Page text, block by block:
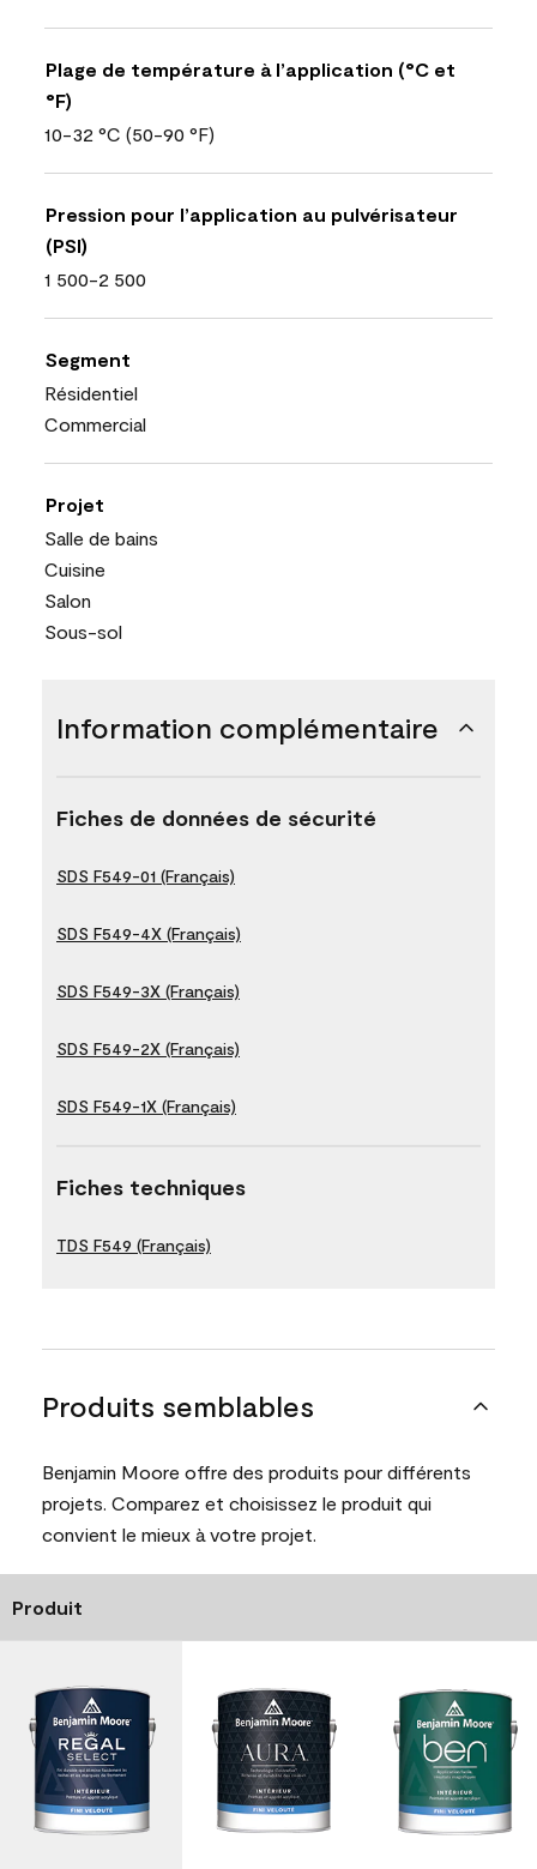
Plage de température à l’application (°C et
°F)
10-32 °C (50-90 °F)
Pression pour l’application au pulvérisateur
(PSI)
1 500-2 500
Segment
Résidentiel
Commercial
Projet
Salle de bains
Cuisine
Salon
Sous-sol
Information complémentaire
Fiches de données de sécurité
SDS F549-01 (Français)
SDS F549-4X (Français)
SDS F549-3X (Français)
SDS F549-2X (Français)
SDS F549-1X (Français)
Fiches techniques
TDS F549 (Français)
Produits semblables
Benjamin Moore offre des produits pour différents
projets. Comparez et choisissez le produit qui
convient le mieux à votre projet.
Produit